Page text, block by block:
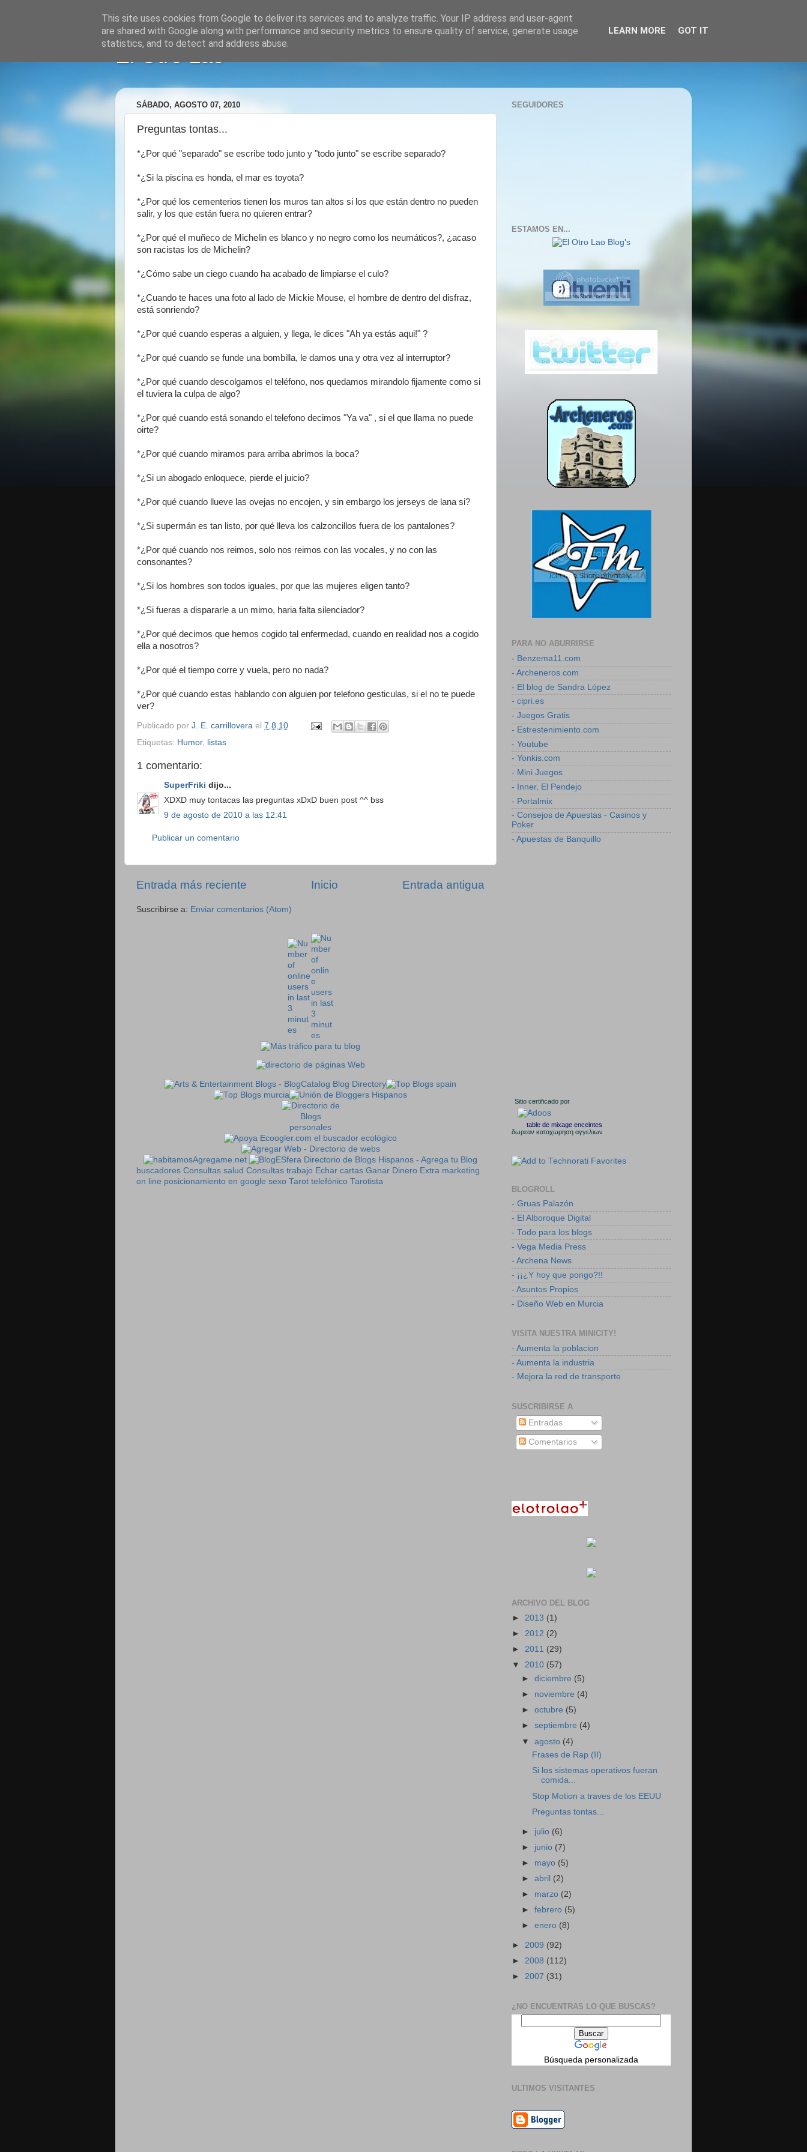
El Otro Lao
SÁBADO, AGOSTO 07, 2010
Preguntas tontas...
*¿Por qué "separado" se escribe todo junto y "todo junto" se escribe separado?
*¿Si la piscina es honda, el mar es toyota?
*¿Por qué los cementerios tienen los muros tan altos si los que están dentro no pueden
salir, y los que están fuera no quieren entrar?
*¿Por qué el muñeco de Michelin es blanco y no negro como los neumáticos?, ¿acaso
son racistas los de Michelin?
*¿Cómo sabe un ciego cuando ha acabado de limpiarse el culo?
*¿Cuando te haces una foto al lado de Mickie Mouse, el hombre de dentro del disfraz,
está sonriendo?
*¿Por qué cuando esperas a alguien, y llega, le dices "Ah ya estás aqui!" ?
*¿Por qué cuando se funde una bombilla, le damos una y otra vez al interruptor?
*¿Por qué cuando descolgamos el teléfono, nos quedamos mirandolo fijamente como si
el tuviera la culpa de algo?
*¿Por qué cuando está sonando el telefono decimos "Ya va" , si el que llama no puede
oirte?
*¿Por qué cuando miramos para arriba abrimos la boca?
*¿Si un abogado enloquece, pierde el juicio?
*¿Por qué cuando llueve las ovejas no encojen, y sin embargo los jerseys de lana si?
*¿Si supermán es tan listo, por qué lleva los calzoncillos fuera de los pantalones?
*¿Por qué cuando nos reimos, solo nos reimos con las vocales, y no con las
consonantes?
*¿Si los hombres son todos iguales, por que las mujeres eligen tanto?
*¿Si fueras a dispararle a un mimo, haria falta silenciador?
*¿Por qué decimos que hemos cogido tal enfermedad, cuando en realidad nos a cogido
ella a nosotros?
*¿Por qué el tiempo corre y vuela, pero no nada?
*¿Por qué cuando estas hablando con alguien por telefono gesticulas, si el no te puede
ver?
Publicado por J. E. carrillovera el 7.8.10
Etiquetas: Humor, listas
1 comentario:
SuperFriki dijo...
XDXD muy tontacas las preguntas xDxD buen post ^^ bss
9 de agosto de 2010 a las 12:41
Publicar un comentario
Entrada más reciente Entrada antigua
Inicio
Suscribirse a: Enviar comentarios (Atom)
Agregame.net
buscadores Consultas salud Consultas trabajo Echar cartas Ganar Dinero Extra marketing
on line posicionamiento en google sexo Tarot telefónico Tarotista
SEGUIDORES
ESTAMOS EN...
PARA NO ABURRIRSE
- Benzema11.com
- Archeneros.com
- El blog de Sandra López
- cipri.es
- Juegos Gratis
- Estrestenimiento.com
- Youtube
- Yonkis.com
- Mini Juegos
- Inner, El Pendejo
- Portalmix
- Consejos de Apuestas - Casinos y
Poker
- Apuestas de Banquillo
Sitio certificado por
table de mixage enceintes
δωρεαν καταχωρηση αγγελιων
BLOGROLL
- Gruas Palazón
- El Alboroque Digital
- Todo para los blogs
- Vega Media Press
- Archena News
- ¡¡¿Y hoy que pongo?!!
- Asuntos Propios
- Diseño Web en Murcia
VISITA NUESTRA MINICITY!
- Aumenta la poblacion
- Aumenta la industria
- Mejora la red de transporte
SUSCRIBIRSE A
Entradas
Comentarios
ARCHIVO DEL BLOG
► 2013 (1)
► 2012 (2)
► 2011 (29)
▼ 2010 (57)
►diciembre (5)
► noviembre (4)
►octubre (5)
►septiembre (4)
▼agosto (4)
Frases de Rap (II)
Si los sistemas operativos fueran
comida...
Stop Motion a traves de los EEUU
Preguntas tontas...
► julio (6)
► junio (7)
► mayo (5)
►abril (2)
► marzo (2)
►febrero (5)
►enero (8)
► 2009 (92)
► 2008 (112)
► 2007 (31)
¿NO ENCUENTRAS LO QUE BUSCAS?
Búsqueda personalizada
ULTIMOS VISITANTES
This site uses cookies from Google to deliver its services and to analyze traffic. Your IP address and user-agent
are shared with Google along with performance and security metrics to ensure quality of service, generate usage
statistics, and to detect and address abuse.
LEARN MORE GOT IT